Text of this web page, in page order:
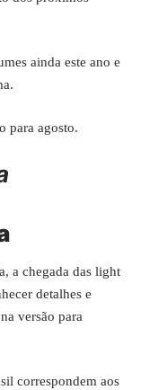
ainda este ano e
para agosto.
a chegada das light
detalhes e
versão para
correspondem aos